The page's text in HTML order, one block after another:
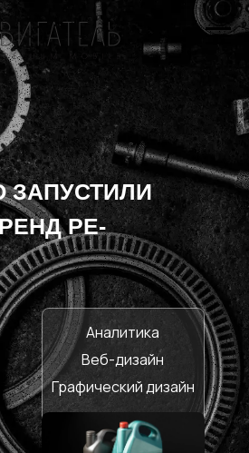
ЗАПУСТИЛИ
PE-
Графический дизайн
Веб-дизайн
Аналитика